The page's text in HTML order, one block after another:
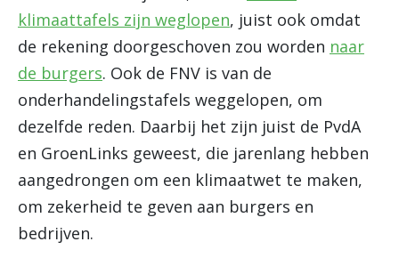
klimaattafels zijn weglopen, juist ook omdat
de rekening doorgeschoven zou worden naar
de burgers. Ook de FNV is van de
onderhandelingstafels weggelopen, om
dezelfde reden. Daarbij het zijn juist de PvdA
en GroenLinks geweest, die jarenlang hebben
aangedrongen om een klimaatwet te maken,
om zekerheid te geven aan burgers en
bedrijven.